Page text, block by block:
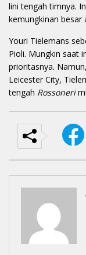
lini tengah timnya.
kemungkinan besar
Youri Tielemans
Pioli. Mungkin saat
prioritasnya.
Leicester City,
tengah Rossoneri